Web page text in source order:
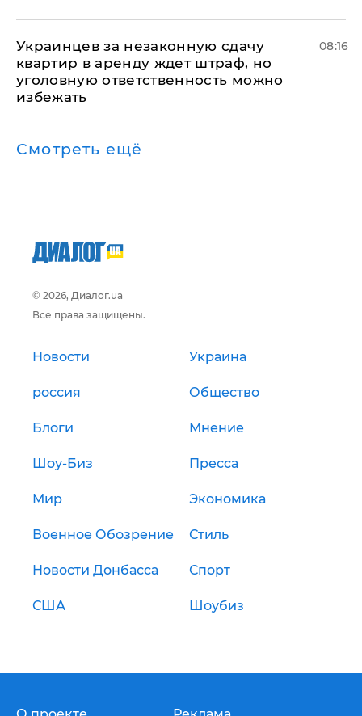
Украинцев за незаконную сдачу
квартир в аренду ждет штраф, но
уголовную ответственность можно
избежать
08:16
Смотреть ещё
© 2026, Диалог.ua
Все права защищены.
Новости Украина
россия Общество
Блоги Мнение
Шоу-Биз Пресса
Мир Экономика
Военное Обозрение Стиль
Новости Донбасса Спорт
США Шоубиз